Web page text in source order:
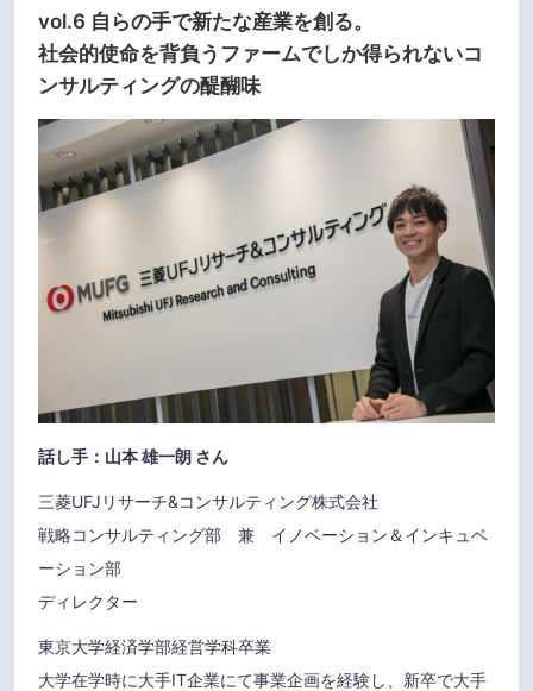
vol.6 自らの手で新たな産業を創る。
社会的使命を背負うファームでしか得られないコ
ンサルティングの醍醐味
話し手： 山本 雄一朗 さん
三菱UFJリサーチ&コンサルティング株式会社
戦略コンサルティング部 兼 イノベーション＆インキュベ
ーション部
ディレクター
東京大学経済学部経営学科卒業
大学在学時に大手IT企業にて事業企画を経験し、新卒で大手